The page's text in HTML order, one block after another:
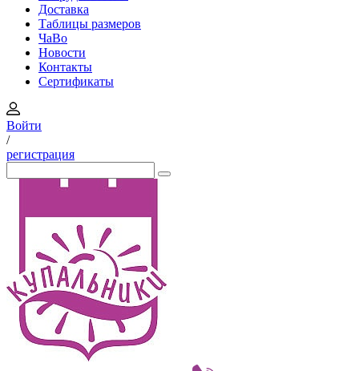
Доставка
Таблицы размеров
ЧаВо
Новости
Контакты
Сертификаты
Войти
/
регистрация